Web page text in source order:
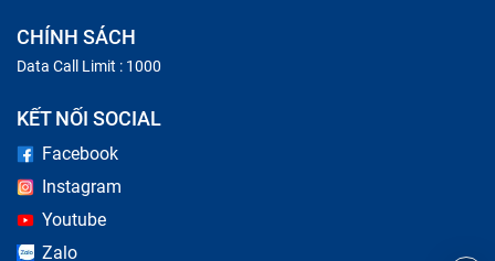
CHÍNH SÁCH
Data Call Limit : 1000
KẾT NỐI SOCIAL
Facebook
Instagram
Youtube
Zalo